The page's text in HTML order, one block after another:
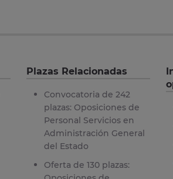
Plazas Relacionadas
Convocatoria de 242
plazas: Oposiciones de
Personal Servicios en
Administración General
del Estado
Oferta de 130 plazas: